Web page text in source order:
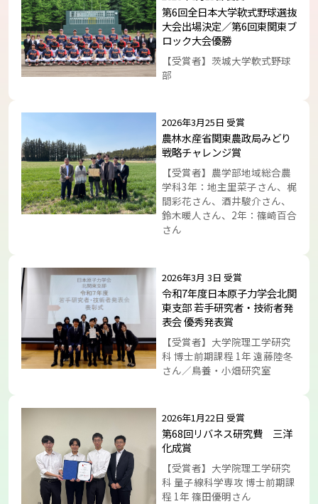
受賞･表彰
コラム･特集
第6回全日本大学軟式野球選抜
大会出場決定／第6回東関東ブ
ロック大会優勝
【受賞者】茨城大学軟式野球
部
2026年3月25日 受賞
農林水産省関東農政局みどり
戦略チャレンジ賞
【受賞者】農学部地域総合農
学科3年：地主里菜子さん、梶
間彩花さん、酒井駿介さん、
鈴木暖人さん、2年：篠崎百合
さん
2026年3月 3日 受賞
令和7年度日本原子力学会北関
東支部 若手研究者・技術者発
表会 優秀発表賞
【受賞者】大学院理工学研究
科 博士前期課程 1年 遠藤陸冬
さん／鳥養・小畑研究室
2026年1月22日 受賞
第68回リバネス研究費 三洋
化成賞
【受賞者】大学院理工学研究
科 量子線科学専攻 博士前期課
程 1年 篠田優明さん